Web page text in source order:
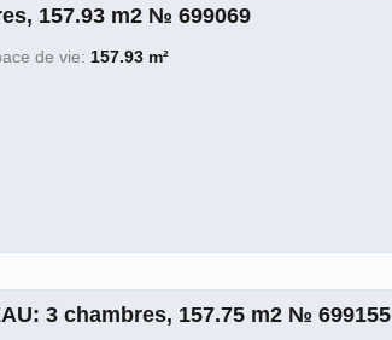
157.93 m2 № 699069
de vie: 157.93 m²
3 chambres, 157.75 m2 № 699155